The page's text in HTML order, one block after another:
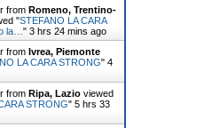
from Romeno, Trentino-
"STEFANO LA CARA
la… " 3 hrs 24 mins ago
from Ivrea, Piemonte
LA CARA STRONG" 4
from Ripa, Lazio viewed
STRONG" 5 hrs 33